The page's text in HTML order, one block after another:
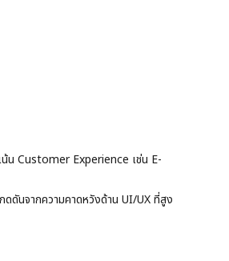
น้น Customer Experience เช่น E-
ดันจากความคาดหวังด้าน UI/UX ที่สูง